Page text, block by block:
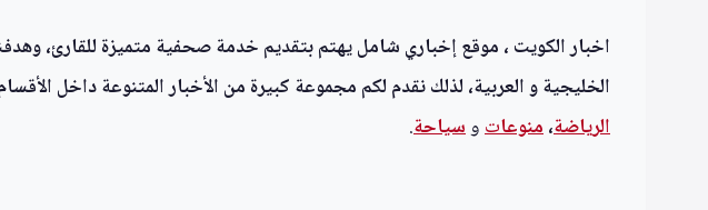
اخبار الكويت ، موقع إخباري شامل يهتم بتقديم خدمة صحفية متميزة للقارئ،
الخليجية و العربية، لذلك نقدم لكم مجموعة كبيرة من الأخبار المتنوعة داخل الأقسام
الرياضة،منوعاتوسياحة.